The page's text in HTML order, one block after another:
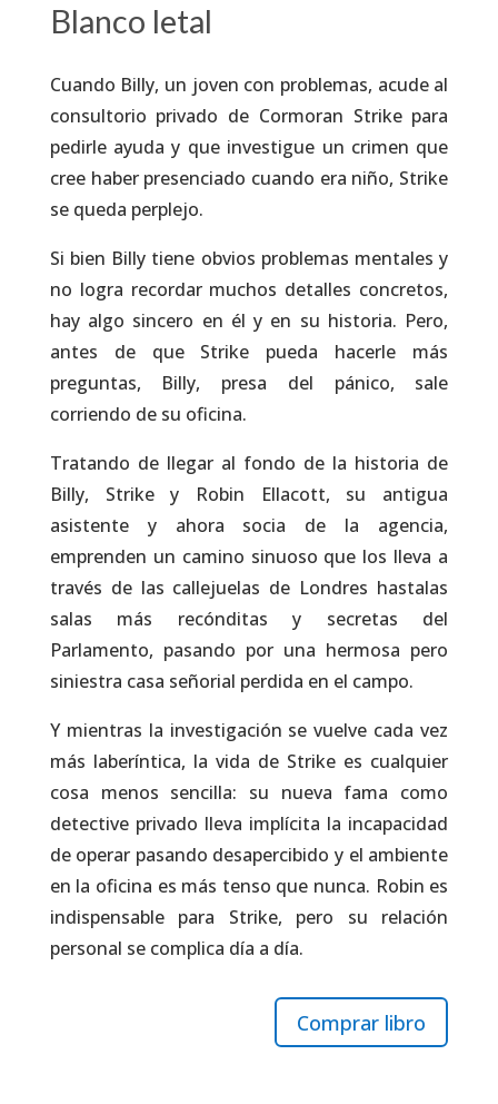
Blanco letal
Cuando Billy, un joven con problemas, acude al
consultorio privado de Cormoran Strike para
pedirle ayuda y que investigue un crimen que
cree haber presenciado cuando era niño, Strike
se queda perplejo.
Si bien Billy tiene obvios problemas mentales y
no logra recordar muchos detalles concretos,
hay algo sincero en él y en su historia. Pero,
antes de que Strike pueda hacerle más
preguntas, Billy, presa del pánico, sale
corriendo de su oficina.
Tratando de llegar al fondo de la historia de
Billy, Strike y Robin Ellacott, su antigua
asistente y ahora socia de la agencia,
emprenden un camino sinuoso que los lleva a
través de las callejuelas de Londres hastalas
salas más recónditas y secretas del
Parlamento, pasando por una hermosa pero
siniestra casa señorial perdida en el campo.
Y mientras la investigación se vuelve cada vez
más laberíntica, la vida de Strike es cualquier
cosa menos sencilla: su nueva fama como
detective privado lleva implícita la incapacidad
de operar pasando desapercibido y el ambiente
en la oficina es más tenso que nunca. Robin es
indispensable para Strike, pero su relación
personal se complica día a día.
Comprar libro